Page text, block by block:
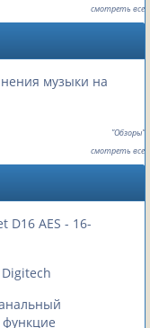
смотреть все
музыки на
"Обзоры"
смотреть все
D16 AES - 16-